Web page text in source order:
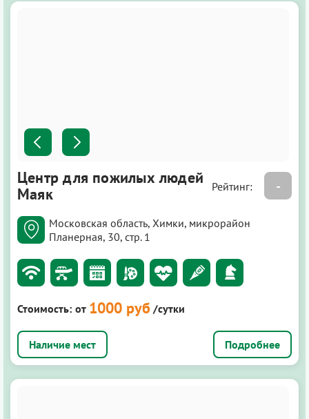
Центр для пожилых людей
Маяк
Рейтинг: -
Московская область, Химки, микрорайон
Планерная, 30, стр. 1
Стоимость: от 1000 руб /сутки
Подробнее